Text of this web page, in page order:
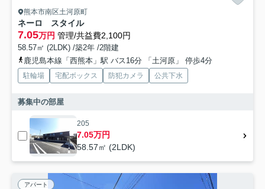
熊本市南区土河原町
ネーロ スタイル
7.05万円 管理/共益費2,100円
58.57㎡ (2LDK) /築2年 /2階建
鹿児島本線「西熊本」駅 バス16分 「土河原」 停歩4分
駐輪場 宅配ボックス 防犯カメラ 公共下水
募集中の部屋
205
7.05万円
58.57㎡ (2LDK)
アパート